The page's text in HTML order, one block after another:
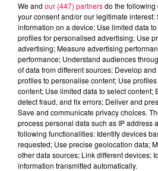
podcasts/2025/02/UJUC-
We and our (447) partnersdo the following
your consent and/or our legitimate interest:
information on a device; Use limited data
profiles for personalised advertising; Use
advertising; Measure advertising
performance; Understand audiences
of data from different sources; Develop
profiles to personalise content; Use
content; Use limited data to select content;
detect fraud, and fix errors; Deliver and
Save and communicate privacy choices.
process personal data such as IP address
following functionalities: Identify devices
requested; Use precise geolocation data;
other data sources; Link different devices;
information transmitted automatically.